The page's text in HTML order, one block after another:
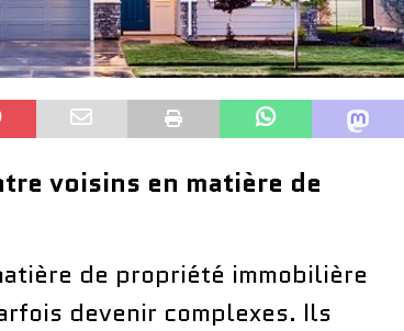
voisins en matière de
de propriété immobilière
devenir complexes. Ils